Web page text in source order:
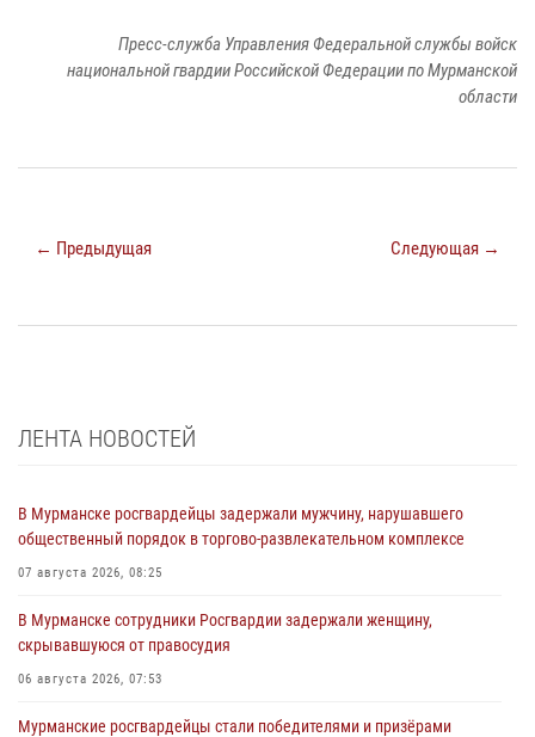
Пресс-служба Управления Федеральной службы войск
национальной гвардии Российской Федерации по Мурманской
области
← Предыдущая Следующая →
ЛЕНТА НОВОСТЕЙ
В Мурманске росгвардейцы задержали мужчину, нарушавшего
общественный порядок в торгово-развлекательном комплексе
07 августа 2026, 08:25
В Мурманске сотрудники Росгвардии задержали женщину,
скрывавшуюся от правосудия
06 августа 2026, 07:53
Мурманские росгвардейцы стали победителями и призёрами